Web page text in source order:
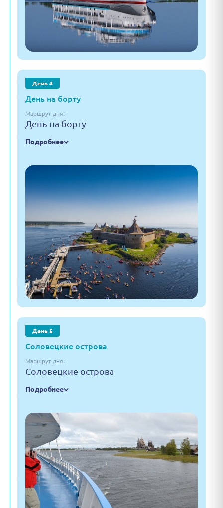
День 4
День на борту
Маршрут дня:
День на борту
Подробнее
День 5
Соловецкие острова
Маршрут дня:
Соловецкие острова
Подробнее